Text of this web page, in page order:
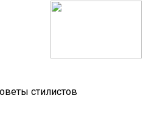
стилистов